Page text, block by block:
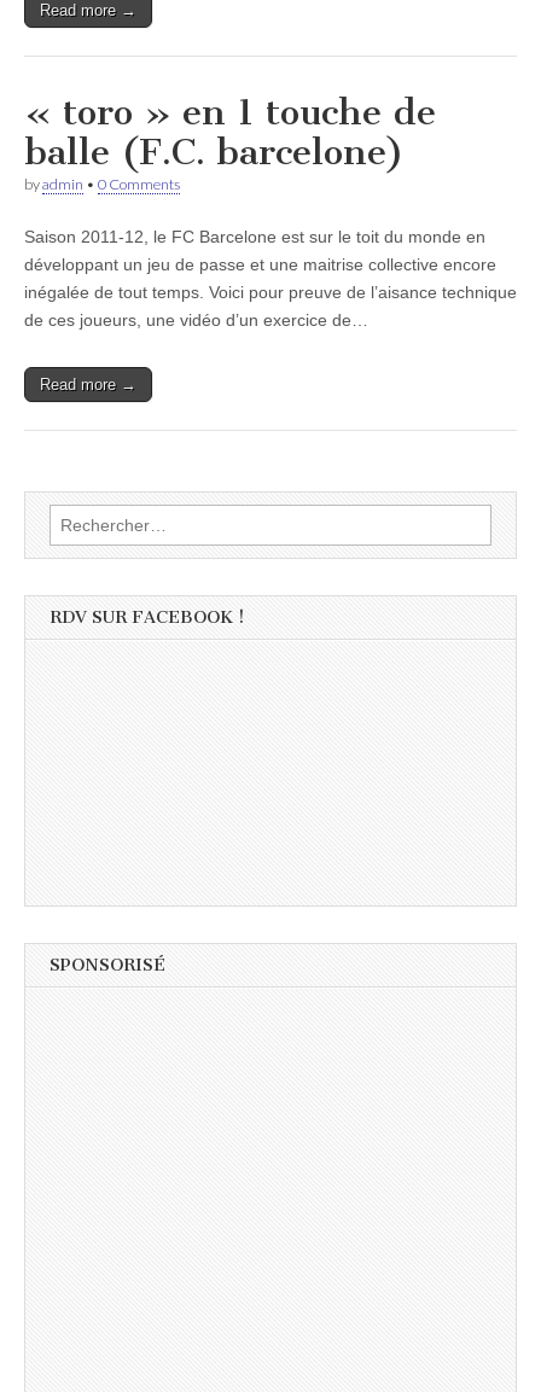
Read more →
« toro » en 1 touche de
balle (F.C. barcelone)
byadmin • 0 Comments
Saison 2011-12, le FC Barcelone est sur le toit du monde en
développant un jeu de passe et une maitrise collective encore
inégalée de tout temps. Voici pour preuve de l’aisance technique
de ces joueurs, une vidéo d’un exercice de…
Read more →
Rechercher :
RDV SUR FACEBOOK !
SPONSORISÉ